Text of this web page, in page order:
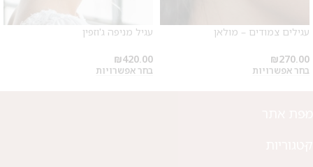
עגילים צמודים – מולאן
₪270.00
בחר אפשרויות
עגיל מניפה ג'וזפין
₪420.00
בחר אפשרויות